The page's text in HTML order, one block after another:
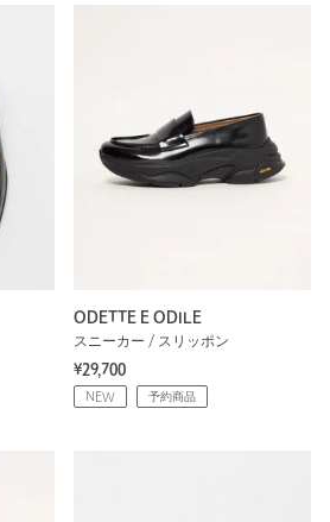
ODETTE E ODILE
スニーカー / スリッポン
¥29,700
NEW 予約商品